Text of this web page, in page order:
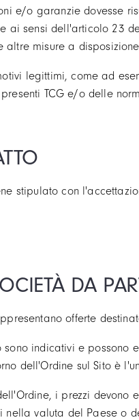
e/o garanzie dovesse
ai sensi dell'articolo 23
misure a
legittimi, come ad
TCG e/o delle
stipulato con
DA
offerte
sono indicativi e
dell'Ordine sul Sito è
i prezzi devono
nella valuta del Paese o